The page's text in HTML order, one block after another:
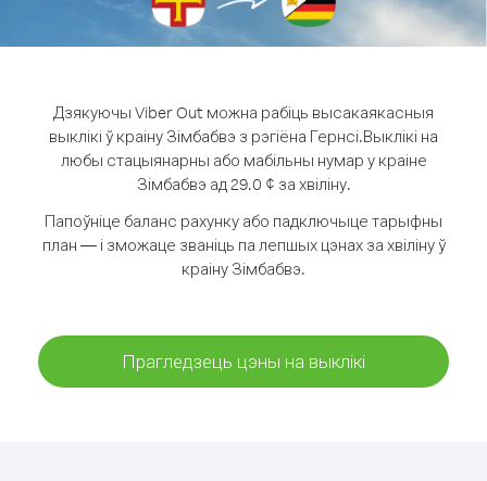
Дзякуючы Viber Out можна рабіць высакаякасныя
выклікі ў краіну Зімбабвэ з рэгіёна Гернсі.Выклікі на
любы стацыянарны або мабільны нумар у краіне
Зімбабвэ ад 29.0 ¢ за хвіліну.
Папоўніце баланс рахунку або падключыце тарыфны
план — і зможаце званіць па лепшых цэнах за хвіліну ў
краіну Зімбабвэ.
Прагледзець цэны на выклікі